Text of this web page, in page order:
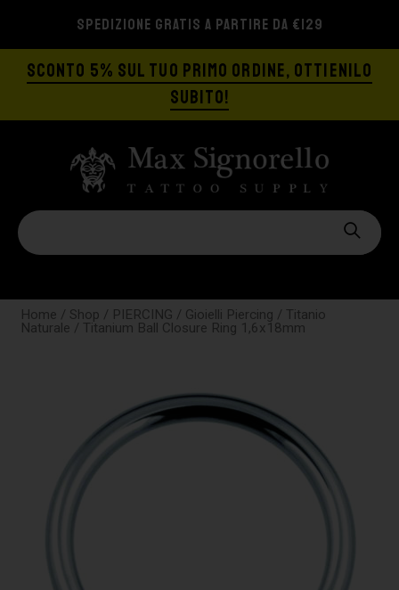
SPEDIZIONE GRATIS A PARTIRE DA €129
SCONTO 5% SUL TUO PRIMO ORDINE, OTTIENILO
SUBITO!
Home / Shop / PIERCING / Gioielli Piercing / Titanio
Naturale / Titanium Ball Closure Ring 1,6x18mm